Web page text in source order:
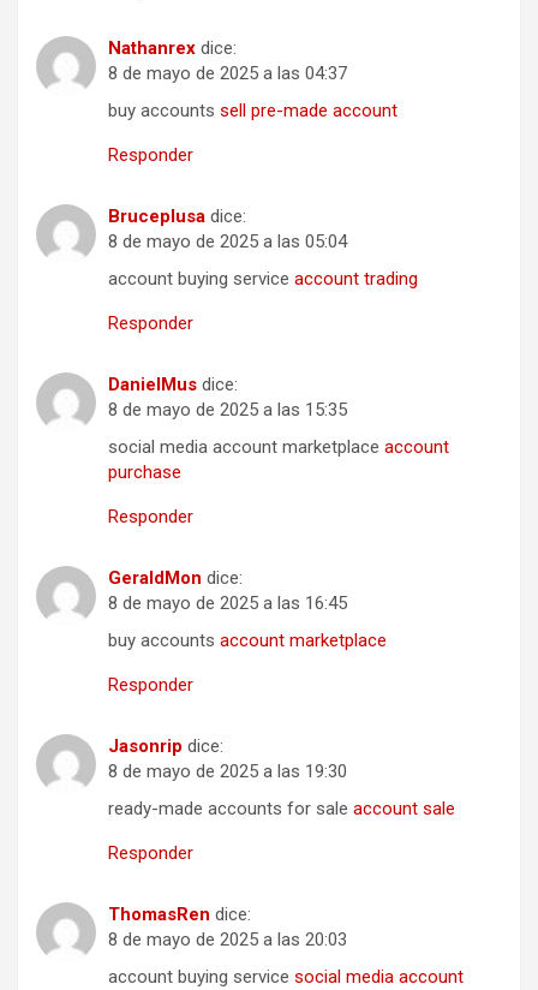
Nathanrex dice:
8 de mayo de 2025 a las 04:37
buy accounts sell pre-made account
Responder
Bruceplusa dice:
8 de mayo de 2025 a las 05:04
account buying service account trading
Responder
DanielMus dice:
8 de mayo de 2025 a las 15:35
social media account marketplace account
purchase
Responder
GeraldMon dice:
8 de mayo de 2025 a las 16:45
buy accounts account marketplace
Responder
Jasonrip dice:
8 de mayo de 2025 a las 19:30
ready-made accounts for sale account sale
Responder
ThomasRen dice:
8 de mayo de 2025 a las 20:03
account buying service social media account